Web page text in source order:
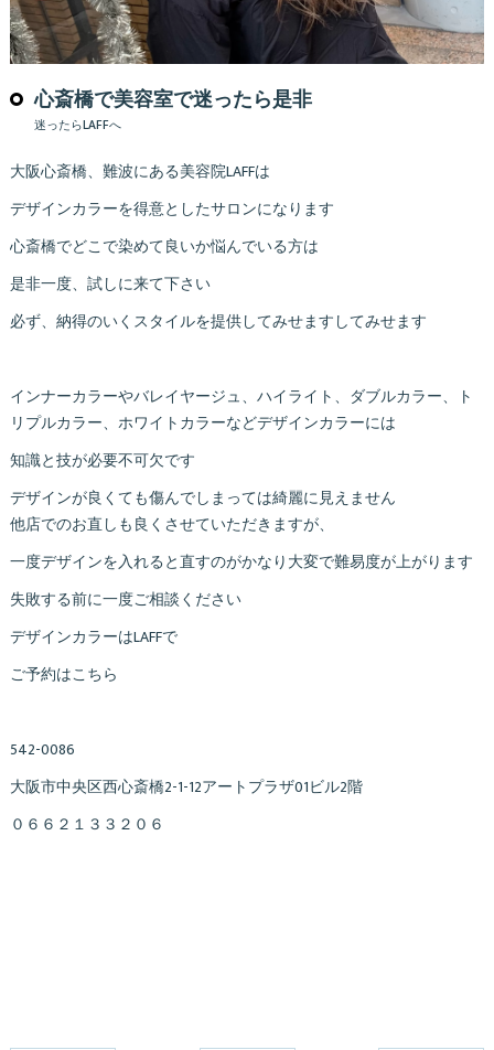
心斎橋で美容室で迷ったら是非
迷ったらLAFFへ
大阪心斎橋、難波にある美容院LAFFは
デザインカラーを得意としたサロンになります
心斎橋でどこで染めて良いか悩んでいる方は
是非一度、試しに来て下さい
必ず、納得のいくスタイルを提供してみせますしてみせます
インナーカラーやバレイヤージュ、ハイライト、ダブルカラー、ト
リプルカラー、ホワイトカラーなどデザインカラーには
知識と技が必要不可欠です
デザインが良くても傷んでしまっては綺麗に見えません
他店でのお直しも良くさせていただきますが、
一度デザインを入れると直すのがかなり大変で難易度が上がります
失敗する前に一度ご相談ください
デザインカラーはLAFFで
ご予約はこちら
542-0086
大阪市中央区西心斎橋2-1-12アートプラザ01ビル2階
０６６２１３３２０６